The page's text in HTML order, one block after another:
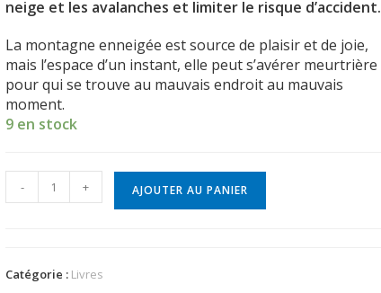
neige et les avalanches et limiter le risque d’accident.
La montagne enneigée est source de plaisir et de joie,
mais l’espace d’un instant, elle peut s’avérer meurtrière
pour qui se trouve au mauvais endroit au mauvais
moment.
9 en stock
- + AJOUTER AU PANIER
Catégorie : Livres